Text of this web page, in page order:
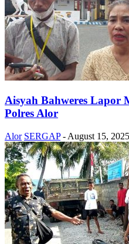
Aisyah Bahweres Lapor
Polres Alor
Alor SERGAP - August 15, 2025